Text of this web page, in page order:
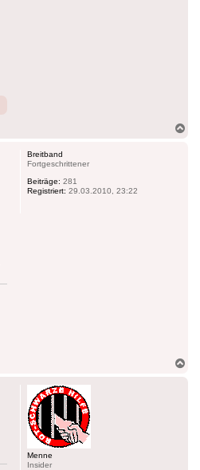
Breitband
Fortgeschrittener
Beiträge: 281
Registriert: 29.03.2010, 23:22
Menne
Insider